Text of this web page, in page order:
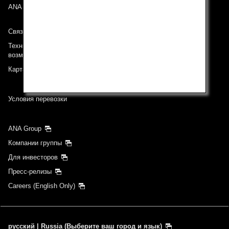
1 на человека
Сравнить тарифы +/-3 дня
Поиск
ANA Mileage Club
Связь с ANA
Техническая поддержка (Для клиентов с ограниченными
возможностями)
Карта сайта
Условия перевозки
ANA Group
Компании группы
Для инвесторов
Пресс-релизы
Careers (English Only)
русский | Russia (Выберите ваш город и язык)